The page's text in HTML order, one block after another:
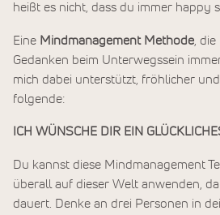
heißt es nicht, dass du immer happy
Eine Mindmanagement Methode ,
Gedanken beim Unterwegssein
mich dabei unterstützt, fröhlicher
folgende:
ICH WÜNSCHE DIR EIN
Du kannst diese Mindmanagement
überall auf dieser Welt anwenden,
dauert. Denke an drei Personen in